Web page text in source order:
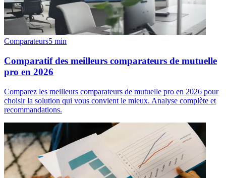
Comparateurs5 min
Comparatif des meilleurs comparateurs de mutuelle
pro en 2026
Comparez les meilleurs comparateurs de mutuelle pro en 2026 pour
choisir la solution qui vous convient le mieux. Analyse complète et
recommandations.